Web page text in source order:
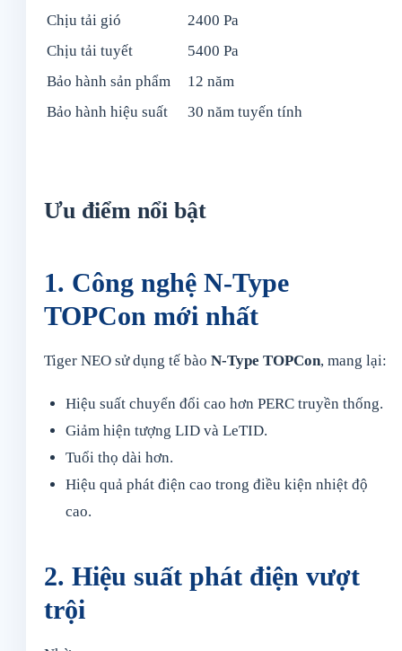
Chịu tải gió
2400 Pa
Chịu tải tuyết
5400 Pa
Bảo hành sản phẩm
12 năm
Bảo hành hiệu suất
30 năm tuyến tính
Ưu điểm nổi bật
1. Công nghệ N-Type
TOPCon mới nhất
Tiger NEO sử dụng tế bào N-Type TOPCon, mang lại:
Hiệu suất chuyển đổi cao hơn PERC truyền thống.
Giảm hiện tượng LID và LeTID.
Tuổi thọ dài hơn.
Hiệu quả phát điện cao trong điều kiện nhiệt độ
cao.
2. Hiệu suất phát điện vượt
trội